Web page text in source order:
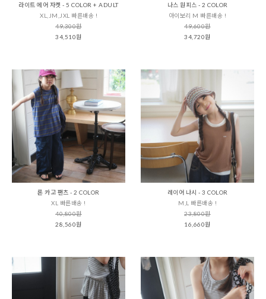
라이트 에어 자켓 - 5 COLOR + ADULT
XL,JM,JXL 빠른배송 !
49,300원
34,510원
나스 원피스 - 2 COLOR
아이보리 M 빠른배송 !
49,600원
34,720원
론 카고 팬츠 - 2 COLOR
XL 빠른배송 !
40,800원
28,560원
레이어 나시 - 3 COLOR
M,L 빠른배송 !
23,800원
16,660원